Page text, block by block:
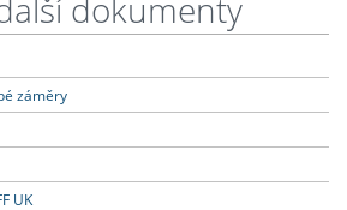
dokumenty
záměry
UK